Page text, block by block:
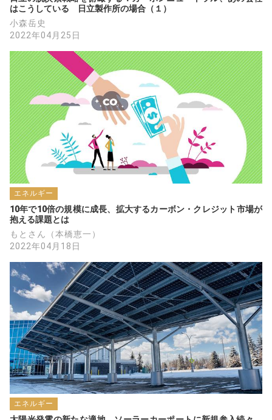
はこうしている　日立製作所の場合（１）
小森岳史
2022年04月25日
エネルギー
10年で10倍の規模に成長、拡大するカーボン・クレジット市場が
抱える課題とは
もとさん（本橋恵一）
2022年04月18日
エネルギー